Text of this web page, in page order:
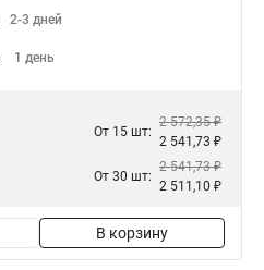
2-3 дней
1 день
От 15 шт:
2 572,35 ₽
2 541,73 ₽
От 30 шт:
2 541,73 ₽
2 511,10 ₽
В корзину